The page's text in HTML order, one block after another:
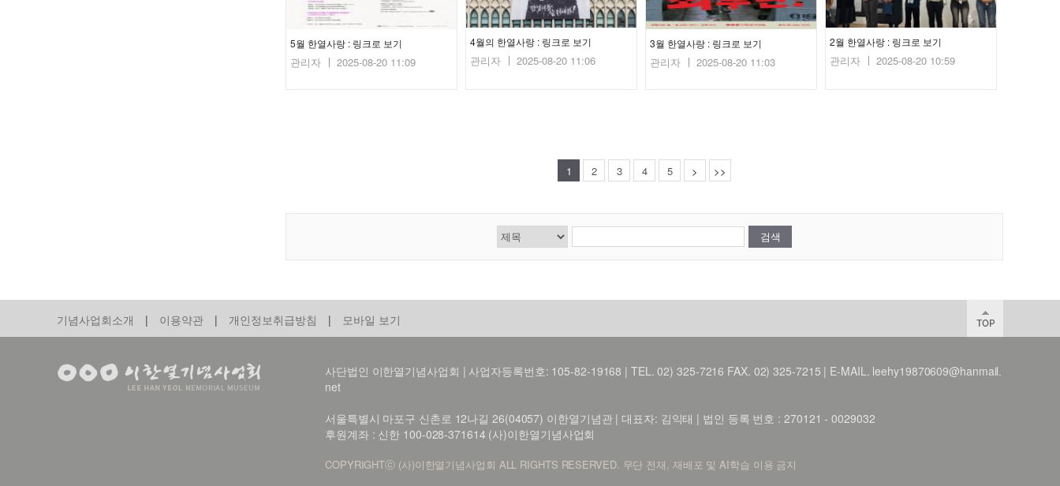
5월 한열사랑 : 링크로 보기
관리자 2025-08-20 11:09
4월의 한열사랑 : 링크로 보기
관리자 2025-08-20 11:06
3월 한열사랑 : 링크로 보기
관리자 2025-08-20 11:03
2월 한열사랑 : 링크로 보기
관리자 2025-08-20 10:59
1 2 3 4 5 > >>
기념사업회소개 | 이용약관 | 개인정보취급방침 | 모바일 보기
사단법인 이한열기념사업회 | 사업자등록번호: 105-82-19168 | TEL. 02) 325-7216 FAX. 02) 325-7215 | E-MAIL. leehy19870609@hanmail.
net
서울특별시 마포구 신촌로 12나길 26(04057) 이한열기념관 | 대표자: 김익태 | 법인 등록 번호 : 270121 - 0029032
후원계좌 : 신한 100-028-371614 (사)이한열기념사업회
COPYRIGHTⓒ (사)이한열기념사업회 ALL RIGHTS RESERVED. 무단 전재, 재배포 및 AI학습 이용 금지